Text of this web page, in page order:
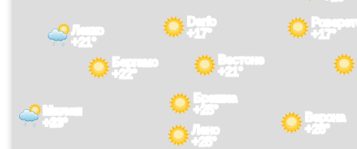
Милан
+23°
Верона
+26°
Брешиа
+25°
Бергамо
+22°
Лекко
+21°
+17°
Darfo
+17°
Лено
+25°
Вестоне
+21°